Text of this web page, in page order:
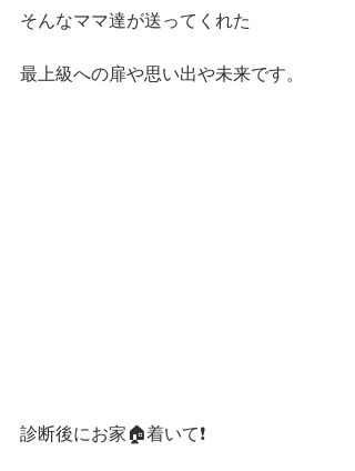
そんなママ達が送ってくれた
最上級への扉や思い出や未来です。
診断後にお家🏠着いて❗️